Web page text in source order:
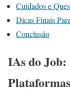
Cuidados e
Dicas Finais
Conclusão
IAs do Job: